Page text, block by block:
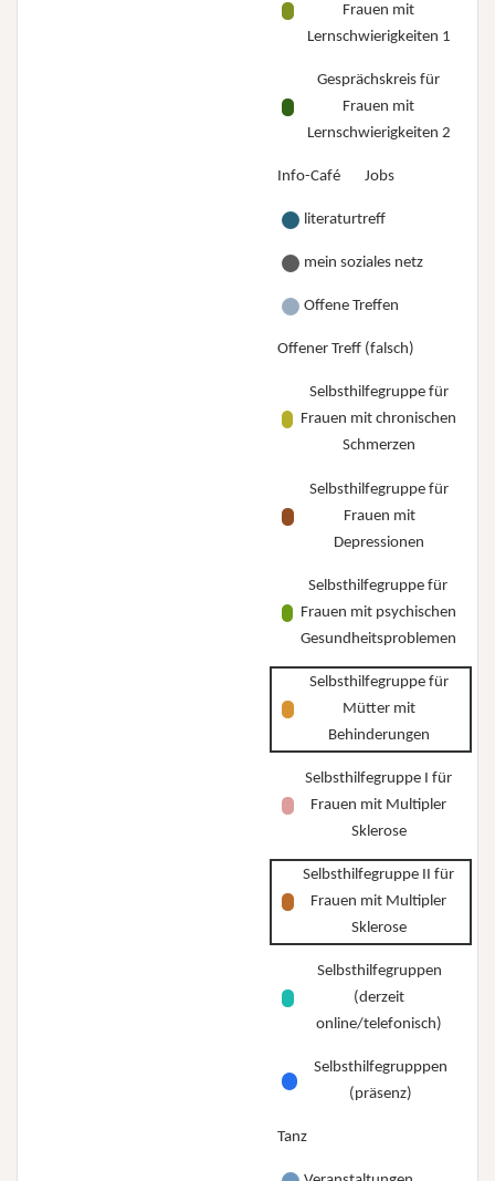
Frauen mit
Lernschwierigkeiten 1
Gesprächskreis für
Frauen mit
Lernschwierigkeiten 2
Info-Café Jobs
literaturtreff
mein soziales netz
Offene Treffen
Offener Treff (falsch)
Selbsthilfegruppe für
Frauen mit chronischen
Schmerzen
Selbsthilfegruppe für
Frauen mit
Depressionen
Selbsthilfegruppe für
Frauen mit psychischen
Gesundheitsproblemen
Selbsthilfegruppe für
Mütter mit
Behinderungen
Selbsthilfegruppe I für
Frauen mit Multipler
Sklerose
Selbsthilfegruppe II für
Frauen mit Multipler
Sklerose
Selbsthilfegruppen
(derzeit
online/telefonisch)
Selbsthilfegrupppen
(präsenz)
Tanz